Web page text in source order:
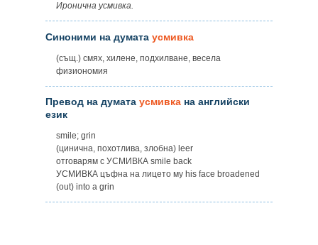
Иронична усмивка.
Синоними на думата усмивка
(същ.) смях, хилене, подхилване, весела
физиономия
Превод на думата усмивка на английски
език
smile; grin
(цинична, похотлива, злобна) leer
отговарям с УСМИВКА smile back
УСМИВКА цъфна на лицето му his face broadened
(out) into a grin